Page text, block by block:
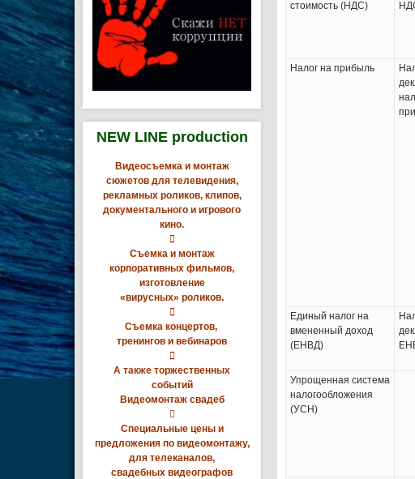
NEW LINE production
Видеосъемка и монтаж
сюжетов для телевидения,
рекламных роликов, клипов,
документального и игрового
кино.

Съемка и монтаж
корпоративных фильмов,
изготовление
«вирусных» роликов.

Съемка концертов,
тренингов и вебинаров

А также торжественных
событий
Видеомонтаж свадеб

Специальные цены и
предложения по видеомонтажу,
для телеканалов,
свадебных видеографов
стоимость (НДС)
Налог на прибыль
Единый налог на
вмененный доход
(ЕНВД)
Упрощенная система
налогообложения
(УСН)